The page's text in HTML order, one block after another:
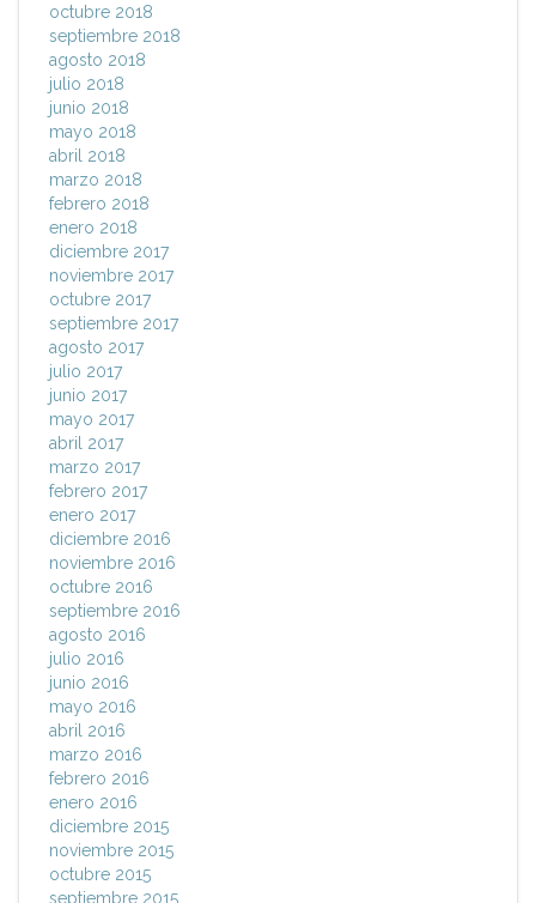
octubre 2018
septiembre 2018
agosto 2018
julio 2018
junio 2018
mayo 2018
abril 2018
marzo 2018
febrero 2018
enero 2018
diciembre 2017
noviembre 2017
octubre 2017
septiembre 2017
agosto 2017
julio 2017
junio 2017
mayo 2017
abril 2017
marzo 2017
febrero 2017
enero 2017
diciembre 2016
noviembre 2016
octubre 2016
septiembre 2016
agosto 2016
julio 2016
junio 2016
mayo 2016
abril 2016
marzo 2016
febrero 2016
enero 2016
diciembre 2015
noviembre 2015
octubre 2015
septiembre 2015